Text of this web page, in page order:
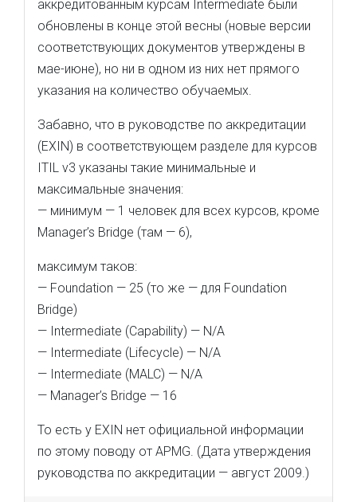
аккредитованным курсам Intermediate были
обновлены в конце этой весны (новые версии
соответствующих документов утверждены в
мае-июне), но ни в одном из них нет прямого
указания на количество обучаемых.
Забавно, что в руководстве по аккредитации
(EXIN) в соответствующем разделе для курсов
ITIL v3 указаны такие минимальные и
максимальные значения:
— минимум — 1 человек для всех курсов, кроме
Manager’s Bridge (там — 6),
максимум таков:
— Foundation — 25 (то же — для Foundation
Bridge)
— Intermediate (Capability) — N/A
— Intermediate (Lifecycle) — N/A
— Intermediate (MALC) — N/A
— Manager’s Bridge — 16
То есть у EXIN нет официальной информации
по этому поводу от APMG. (Дата утверждения
руководства по аккредитации — август 2009.)